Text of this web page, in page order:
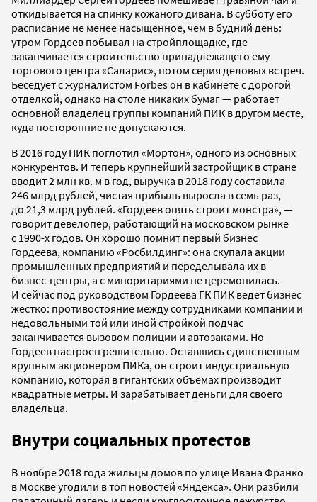
откидывается на спинку кожаного дивана. В субботу его
расписание не менее насыщенное, чем в будний день:
утром Гордеев побывал на стройплощадке, где
заканчивается строительство принадлежащего ему
торгового центра «Саларис», потом серия деловых встреч.
Беседует с журналистом Forbes он в кабинете с дорогой
отделкой, однако на столе никаких бумаг — работает
основной владелец группы компаний ПИК в другом месте,
куда посторонние не допускаются.
В 2016 году ПИК поглотил «Мортон», одного из основных
конкурентов. И теперь крупнейший застройщик в стране
вводит 2 млн кв. м в год, выручка в 2018 году составила
246 млрд рублей, чистая прибыль выросла в семь раз,
до 21,3 млрд рублей. «Гордеев опять строит монстра», —
говорит девелопер, работающий на московском рынке
с 1990-х годов. Он хорошо помнит первый бизнес
Гордеева, компанию «Росбилдинг»: она скупала акции
промышленных предприятий и переделывала их в
бизнес-центры, а с миноритариями не церемонилась.
И сейчас под руководством Гордеева ГК ПИК ведет бизнес
жестко: противостояние между сотрудниками компании и
недовольными той или иной стройкой подчас
заканчивается вызовом полиции и автозаками. Но
Гордеев настроен решительно. Оставшись единственным
крупным акционером ПИКа, он строит индустриальную
компанию, которая в гигантских объемах производит
квадратные метры. И зарабатывает деньги для своего
владельца.
Внутри социальных протестов
В ноябре 2018 года жильцы домов по улице Ивана Франко
в Москве угодили в топ новостей «Яндекса». Они разбили